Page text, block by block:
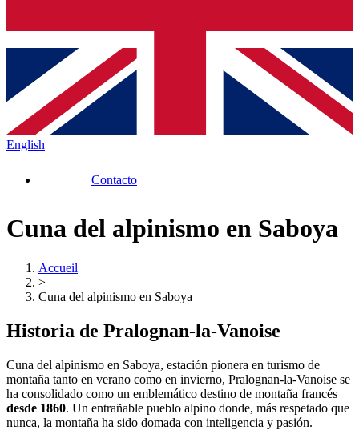
English
Contacto
Cuna del alpinismo en Saboya
Accueil
>
Cuna del alpinismo en Saboya
Historia de Pralognan-la-Vanoise
Cuna del alpinismo en Saboya, estación pionera en turismo de
montaña tanto en verano como en invierno, Pralognan-la-Vanoise se
ha consolidado como un emblemático destino de montaña francés
desde 1860. Un entrañable pueblo alpino donde, más respetado que
nunca, la montaña ha sido domada con inteligencia y pasión.